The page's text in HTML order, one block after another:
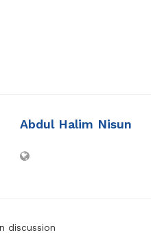
Abdul Halim Nisun
discussion